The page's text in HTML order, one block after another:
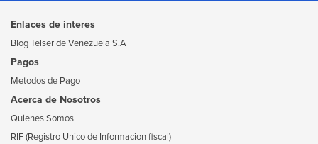
Enlaces de interes
Blog Telser de Venezuela S.A
Pagos
Metodos de Pago
Acerca de Nosotros
Quienes Somos
RIF (Registro Unico de Informacion fiscal)